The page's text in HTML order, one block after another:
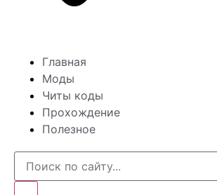
Главная
Моды
Читы коды
Прохождение
Полезное